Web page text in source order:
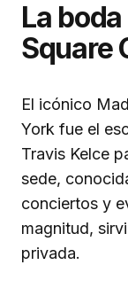
La
Square
El icónico
York fue el
Travis Kelce
sede,
conciertos y
magnitud,
privada.